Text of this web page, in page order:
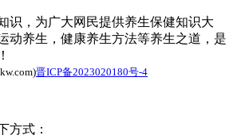
识，为广大网民提供养生保健知识大
动养生，健康养生方法等养生之道，是
晋ICP备2023020180号-4
方式：